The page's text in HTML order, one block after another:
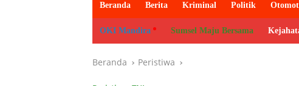
Beranda Berita Kriminal Politik
OKI Mandira Sumsel Maju Bersama
Beranda Peristiwa